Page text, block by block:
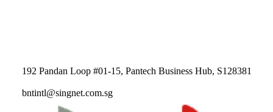
192 Pandan Loop #01-15, Pantech Business Hub, S128381
bntintl@singnet.com.sg